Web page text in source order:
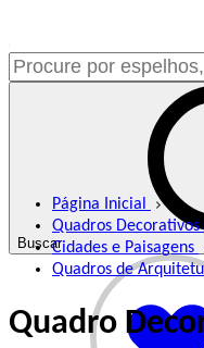
Buscar
Página Inicial
Quadros Decorativos
Cidades e Paisagens
Quadros de
Quadro